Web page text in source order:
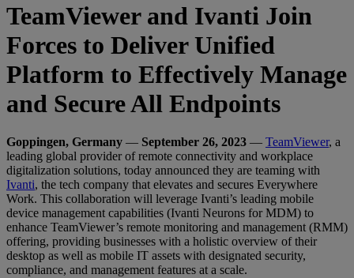
TeamViewer and Ivanti Join
Forces to Deliver Unified
Platform to Effectively Manage
and Secure All Endpoints
Goppingen, Germany — September 26, 2023 — TeamViewer, a
leading global provider of remote connectivity and workplace
digitalization solutions, today announced they are teaming with
Ivanti, the tech company that elevates and secures Everywhere
Work. This collaboration will leverage Ivanti’s leading mobile
device management capabilities (Ivanti Neurons for MDM) to
enhance TeamViewer’s remote monitoring and management (RMM)
offering, providing businesses with a holistic overview of their
desktop as well as mobile IT assets with designated security,
compliance, and management features at a scale.